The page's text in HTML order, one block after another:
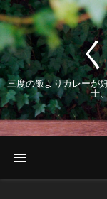
三度の飯よりカレーが
士